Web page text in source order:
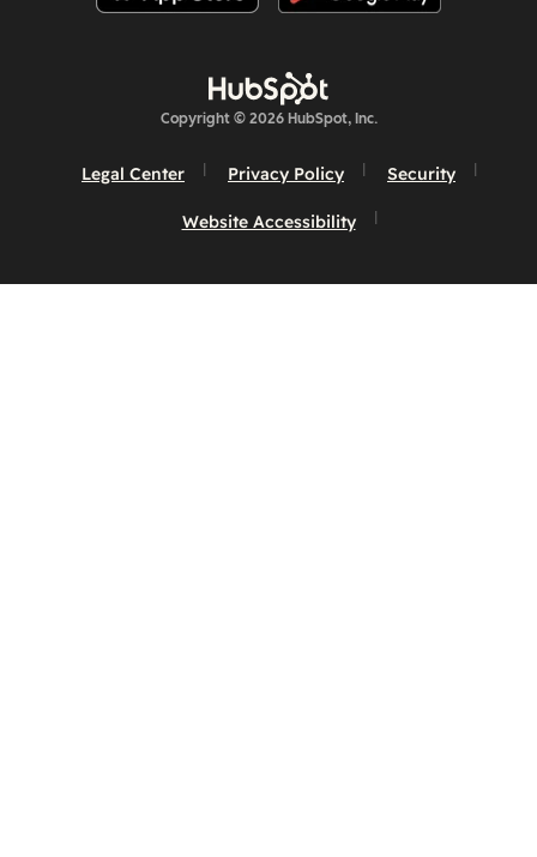
Copyright © 2026 HubSpot, Inc.
Legal Center Privacy Policy Security
Website Accessibility